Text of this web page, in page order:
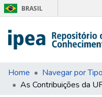
BRASIL
Communities & Collections
Search for
Home